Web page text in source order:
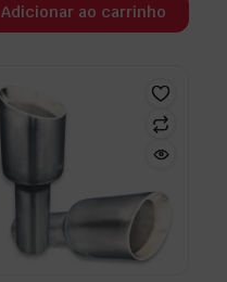
Adicionar ao carrinho